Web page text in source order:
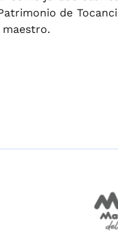
de